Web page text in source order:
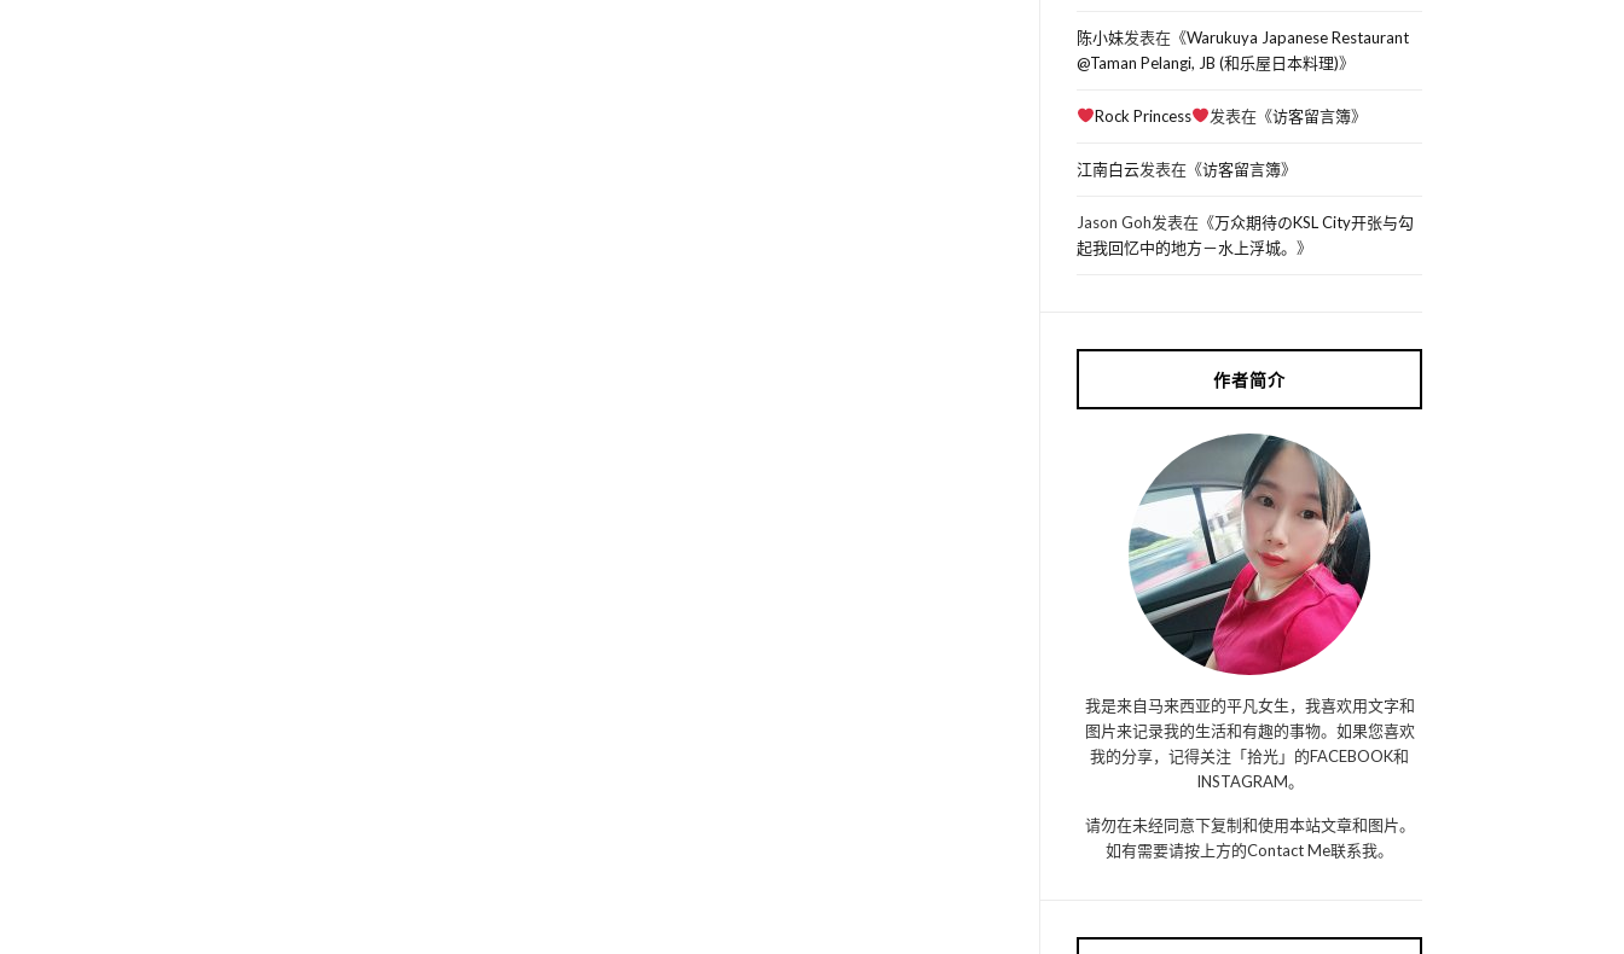
陈小妹发表在《Warukuya Japanese Restaurant
@Taman Pelangi, JB (和乐屋日本料理)》
Rock Princess 发表在《访客留言簿》
江南白云发表在《访客留言簿》
Jason Goh发表在《万众期待のKSL City开张与勾
起我回忆中的地方－水上浮城。》
作者简介
我是来自马来西亚的平凡女生，我喜欢用文字和
图片来记录我的生活和有趣的事物。如果您喜欢
我的分享，记得关注「拾光」的FACEBOOK和
INSTAGRAM。
请勿在未经同意下复制和使用本站文章和图片。
如有需要请按上方的Contact Me联系我。